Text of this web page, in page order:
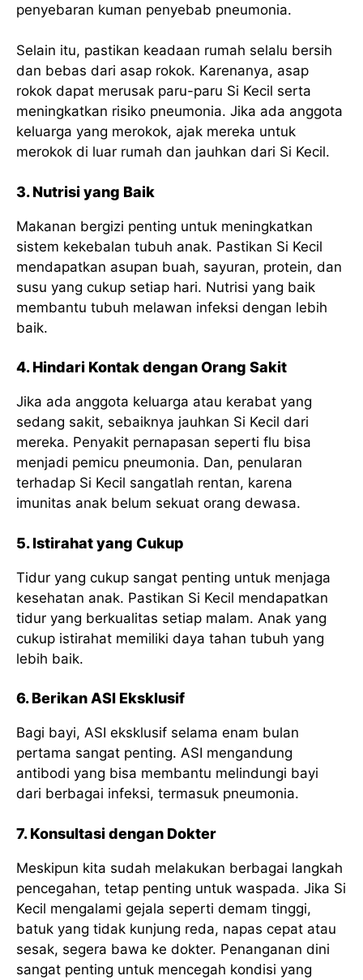
penyebaran kuman penyebab pneumonia.
Selain itu, pastikan keadaan rumah selalu bersih
dan bebas dari asap rokok. Karenanya, asap
rokok dapat merusak paru-paru Si Kecil serta
meningkatkan risiko pneumonia. Jika ada anggota
keluarga yang merokok, ajak mereka untuk
merokok di luar rumah dan jauhkan dari Si Kecil.
3. Nutrisi yang Baik
Makanan bergizi penting untuk meningkatkan
sistem kekebalan tubuh anak. Pastikan Si Kecil
mendapatkan asupan buah, sayuran, protein, dan
susu yang cukup setiap hari. Nutrisi yang baik
membantu tubuh melawan infeksi dengan lebih
baik.
4. Hindari Kontak dengan Orang Sakit
Jika ada anggota keluarga atau kerabat yang
sedang sakit, sebaiknya jauhkan Si Kecil dari
mereka. Penyakit pernapasan seperti flu bisa
menjadi pemicu pneumonia. Dan, penularan
terhadap Si Kecil sangatlah rentan, karena
imunitas anak belum sekuat orang dewasa.
5. Istirahat yang Cukup
Tidur yang cukup sangat penting untuk menjaga
kesehatan anak. Pastikan Si Kecil mendapatkan
tidur yang berkualitas setiap malam. Anak yang
cukup istirahat memiliki daya tahan tubuh yang
lebih baik.
6. Berikan ASI Eksklusif
Bagi bayi, ASI eksklusif selama enam bulan
pertama sangat penting. ASI mengandung
antibodi yang bisa membantu melindungi bayi
dari berbagai infeksi, termasuk pneumonia.
7. Konsultasi dengan Dokter
Meskipun kita sudah melakukan berbagai langkah
pencegahan, tetap penting untuk waspada. Jika Si
Kecil mengalami gejala seperti demam tinggi,
batuk yang tidak kunjung reda, napas cepat atau
sesak, segera bawa ke dokter. Penanganan dini
sangat penting untuk mencegah kondisi yang